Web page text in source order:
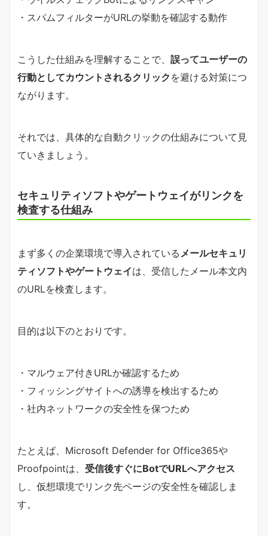
・スパムフィルターがURLの挙動を確認する動作
こうした仕組みを理解することで、 誤ってユーザーの
行動としてカウントされるクリック を避ける対策につ
ながります。
それでは、具体的な自動クリックの仕組みについて見
ていきましょう。
セキュリティソフトやゲートウェイがリンクを
検査する仕組み
まず多くの企業環境で導入されている メールセキュリ
ティソフトやゲートウェイは、受信したメール本文内
のURLを検査します。
目的は以下のとおりです。
・マルウェア付きURLか確認するため
・フィッシングサイトへの誘導を検出するため
・社内ネットワークの安全性を保つため
たとえば、Microsoft Defender for Office365や
Proofpointは、 受信後すぐにBotでURLへアクセス
し、仮想環境でリンク先ページの安全性を確認しま
す。